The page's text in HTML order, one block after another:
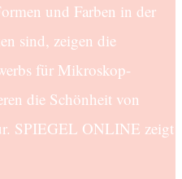
und Farben in der
sind, zeigen die
für Mikroskop-
die Schönheit von
SPIEGEL ONLINE zeigt